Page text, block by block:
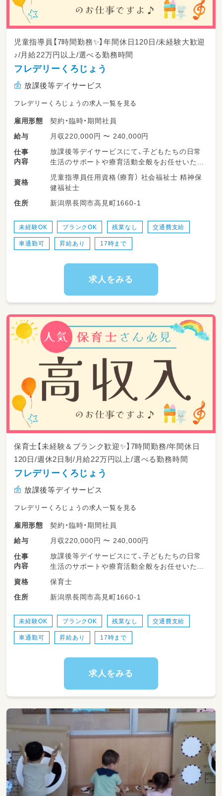
児童指導員【7時間勤務✨】年間休日120日/未経験大歓迎
♪/月給22万円以上/選べる勤務時間
フレデリーくろじょう
放課後等デイサービス
フレデリーくろじょうの求人一覧を見る
雇用形態
契約・臨時・期間社員
給与
月収220,000円 〜 240,000円
仕事
内容
放課後等デイサービスにて、子どもたちの日常
生活のサポートや療育活動全般をお任せいたし
ます♪
・学校から帰ってきた子どもたちの笑顔でのお
出迎え
た学習サポート
・おやつの準備やサポート、楽しく過ごすための
声かけ
ムの準備・見守り
・送迎時の車への同乗サポート（添乗員として付
・保護者さまのお迎え時の対応や、本日の様子の
・活動で使用する備品の準備やお部屋の環境整
備・清掃
※契約職員として、チームで協力しながら日々
の活動準備や子どもたちの安全配慮を中心に業
務を進めます。
資格
児童指導員任用資格（療育） 社会福祉士 精神保
健福祉士
住所
新潟県長岡市高見町1660-1
未経験OK ブランクOK 残業なし 交通費支給
車通勤可 昇給あり 17時まで
求人をみる
保育士【未経験＆ブランク歓迎✨】7時間勤務/年間休日
120日/週休2日制/月給22万円以上/選べる勤務時間
フレデリーくろじょう
放課後等デイサービス
フレデリーくろじょうの求人一覧を見る
雇用形態
契約・臨時・期間社員
給与
月収220,000円 〜 240,000円
仕事
内容
放課後等デイサービスにて、子どもたちの日常
生活のサポートや療育活動全般をお任せいたし
ます♪
・学校から帰ってきた子どもたちの笑顔でのお
・宿題の見守りや、一人ひとりの理解度に合わせ
た学習サポート
・おやつの準備やサポート、楽しく過ごすための
・折り紙や工作、室内ゲームなどの療育プログラ
ムの準備・見守り
き添います♪）
共有・ご報告
・活動で使用する備品の準備やお部屋の環境整
備・清掃
※契約職員として、チームで協力しながら日々
の活動準備や子どもたちの安全配慮を中心に業
務を進めます。
資格
保育士
住所
新潟県長岡市高見町1660-1
未経験OK ブランクOK 残業なし 交通費支給
車通勤可 昇給あり 17時まで
求人をみる